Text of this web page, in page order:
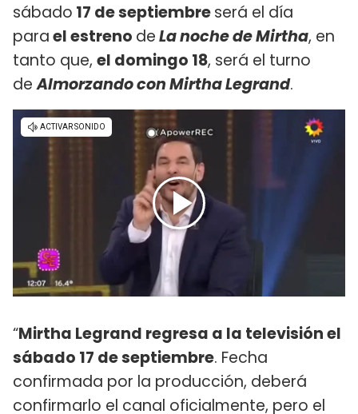
sábado 17 de septiembreserá el día
parael estreno deLa noche de Mirtha, en
tanto que, el domingo 18, será el turno
deAlmorzando con Mirtha Legrand.
“Mirtha Legrand regresa a la televisión el
sábado 17 de septiembre. Fecha
confirmada por la producción, deberá
confirmarlo el canal oficialmente, pero el